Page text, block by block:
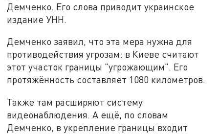
Демченко. Его слова приводит украинское
издание УНН.
Демченко заявил, что эта мера нужна для
противодействия угрозам: в Киеве считают
этот участок границы "угрожающим". Его
протяжённость составляет 1080 километров.
Также там расширяют систему
видеонаблюдения. А ещё, по словам
Демченко, в укрепление границы входит